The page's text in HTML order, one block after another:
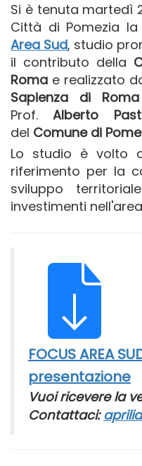
Si è tenuta martedì
Città di Pomezia la
Area Sud, studio
il contributo della
Roma e realizzato
Sapienza di Roma
Prof.Alberto
del Comune di
Lo studio è volto
riferimento per la
sviluppo
investimenti
FOCUS AREA
presentazione
Vuoi ricevere la
Contattaci: